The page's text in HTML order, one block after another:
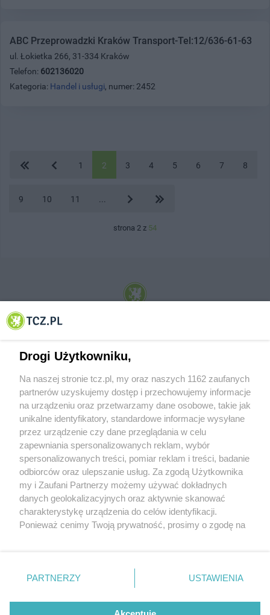
ABC Przeprowadzki Kraków Transport-Tel:12/636-61-63
ul. Łokietka 266, 31-334 Kraków
Telefon: 602136020
Kategoria: Handel i usługi, numer: 2452
1 2 3 4 5 6 7 8
9 10 11
strona 2 z 54
© 2001-2026 Tczew - TCZ.PL Sp. z o.o. Internetowy Serwis Informacyjny Miasta
O FIRMIE POLITYKA PRYWATNOŚCI HOSTING
REKLAMA WSPÓŁPRACA RSS FACEBOOK KONTAKT
Nasze serwisy
Aktualności
Tcz24
Historia miasta
Muzyka i kultura
Archiwum wydarzeń
Zdjęcia miasta
Drogi Użytkowniku,
Na naszej stronie tcz.pl, my oraz naszych 1162 zaufanych
partnerów uzyskujemy dostęp i przechowujemy informacje
na urządzeniu oraz przetwarzamy dane osobowe, takie jak
unikalne identyfikatory, standardowe informacje wysyłane
przez urządzenie czy dane przeglądania w celu
zapewniania spersonalizowanych reklam, wybór
spersonalizowanych treści, pomiar reklam i treści, badanie
odbiorców oraz ulepszanie usług. Za zgodą Użytkownika
my i Zaufani Partnerzy możemy używać dokładnych
danych geolokalizacyjnych oraz aktywnie skanować
charakterystykę urządzenia do celów identyfikacji.
Ponieważ cenimy Twoją prywatność, prosimy o zgodę na
znajdujący się w lewym dolnym rogu strony
. Niektóre
PARTNERZY USTAWIENIA